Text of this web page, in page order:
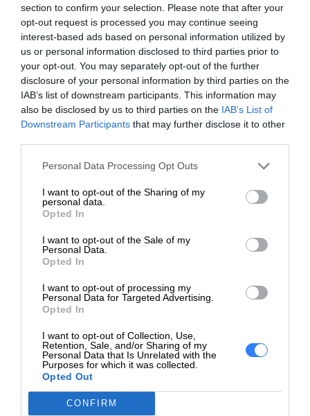
section to confirm your selection. Please note that after your
opt-out request is processed you may continue seeing
interest-based ads based on personal information utilized by
us or personal information disclosed to third parties prior to
your opt-out. You may separately opt-out of the further
disclosure of your personal information by third parties on the
IAB’s list of downstream participants. This information may
also be disclosed by us to third parties on the IAB’s List of
Downstream Participants that may further disclose it to other
Personal Data Processing Opt Outs
I want to opt-out of the Sharing of my
personal data.
Opted In
I want to opt-out of the Sale of my
Personal Data.
Opted In
I want to opt-out of processing my
Personal Data for Targeted Advertising.
Opted In
I want to opt-out of Collection, Use,
Retention, Sale, and/or Sharing of my
Personal Data that Is Unrelated with the
Purposes for which it was collected.
Opted Out
CONFIRM
Zaprojektowany
7010 (IL) Controller, 7010
(JP) FIPS/TAA Controller,
7010 (RW) FIPS/TAA-
compliant Controller, 7024
(JP) FIPS/TAA Controller,
7024 (RW) FIPS/TAA-
compliant Controller, 7024
(US) Controller, 7024 (US)
FIPS/TAA Controller, 7030
(RW) FIPS/TAA-compliant
Controller, 7030 (US), 7030
FIPS/TAA Controller, 7205
Controller, 7205 (JP)
FIPS/TAA Controller, 7205
Controller, 7205 (US), 7205
(US) Controller, 7205 (US)
(JP) FIPS/TAA Controller,